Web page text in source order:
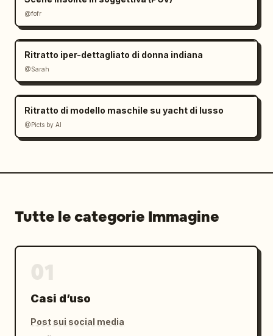
@fofr
Ritratto iper-dettagliato di donna indiana
@Sarah
Ritratto di modello maschile su yacht di lusso
@Picts by AI
Tutte le categorie Immagine
Casi d’uso
Post sui social media